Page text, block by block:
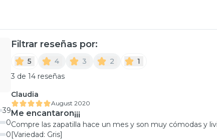
39
0
0
Filtrar reseñas por:
5 4 3 2
1
3 de 14 reseñas
Claudia
August 2020
Me encantaron¡¡¡
Compre las zapatilla hace un mes y son muy cómodas y
[Variedad: Gris]